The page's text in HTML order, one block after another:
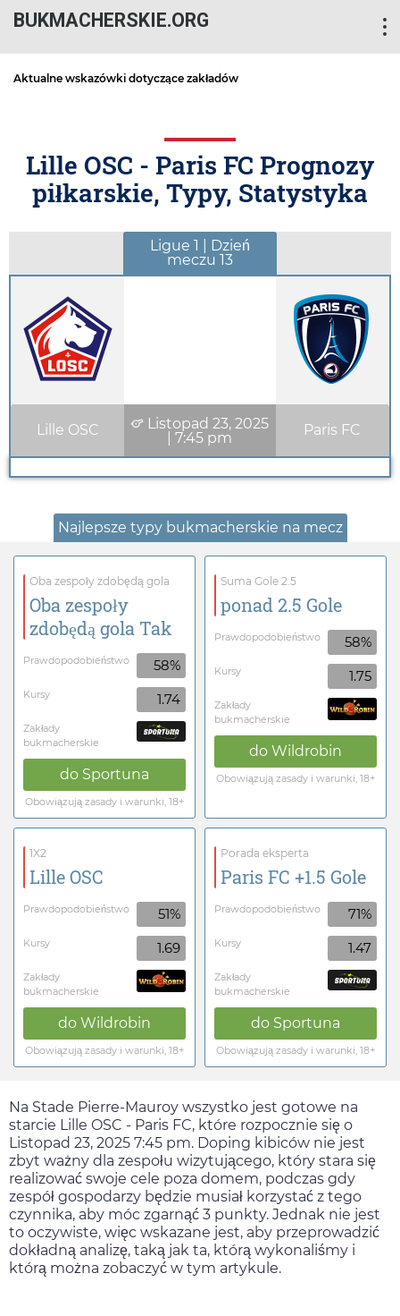
BUKMACHERSKIE.ORG
Aktualne wskazówki dotyczące zakładów
Lille OSC - Paris FC Prognozy
piłkarskie, Typy, Statystyka
Ligue 1 | Dzień
meczu 13
Lille OSC
Listopad 23, 2025
|7:45 pm Paris FC
Najlepsze typy bukmacherskie na mecz
Oba zespoły zdobędą gola
Oba zespoły
zdobędą gola Tak
Prawdopodobieństwo 58%
Kursy 1.74
Zakłady
bukmacherskie
do Sportuna
Obowiązują zasady i warunki, 18+
Suma Gole 2.5
ponad 2.5 Gole
Prawdopodobieństwo 58%
Kursy 1.75
Zakłady
bukmacherskie
do Wildrobin
Obowiązują zasady i warunki, 18+
1X2
Lille OSC
Prawdopodobieństwo 51%
Kursy 1.69
Zakłady
bukmacherskie
do Wildrobin
Obowiązują zasady i warunki, 18+
Porada eksperta
Paris FC +1.5 Gole
Prawdopodobieństwo 71%
Kursy 1.47
Zakłady
bukmacherskie
do Sportuna
Obowiązują zasady i warunki, 18+
Na Stade Pierre-Mauroy wszystko jest gotowe na
starcie Lille OSC - Paris FC, które rozpocznie się o
Listopad 23, 2025 7:45 pm. Doping kibiców nie jest
zbyt ważny dla zespołu wizytującego, który stara się
realizować swoje cele poza domem, podczas gdy
zespół gospodarzy będzie musiał korzystać z tego
czynnika, aby móc zgarnąć 3 punkty. Jednak nie jest
to oczywiste, więc wskazane jest, aby przeprowadzić
dokładną analizę, taką jak ta, którą wykonaliśmy i
którą można zobaczyć w tym artykule.